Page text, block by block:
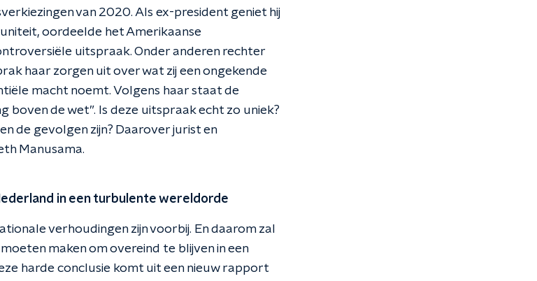
van 2020. Als ex-president geniet hij
oordeelde het Amerikaanse
uitspraak. Onder anderen rechter
haar zorgen uit over wat zij een ongekende
macht noemt. Volgens haar staat de
boven de wet”. Is deze uitspraak echt zo uniek?
de gevolgen zijn? Daarover jurist en
Manusama.
in een turbulente wereldorde
verhoudingen zijn voorbij. En daarom zal
maken om overeind te blijven in een
harde conclusie komt uit een nieuw rapport